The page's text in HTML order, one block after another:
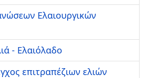
Ελαιουργικών
- Ελαιόλαδο
επιτραπέζιων ελιών